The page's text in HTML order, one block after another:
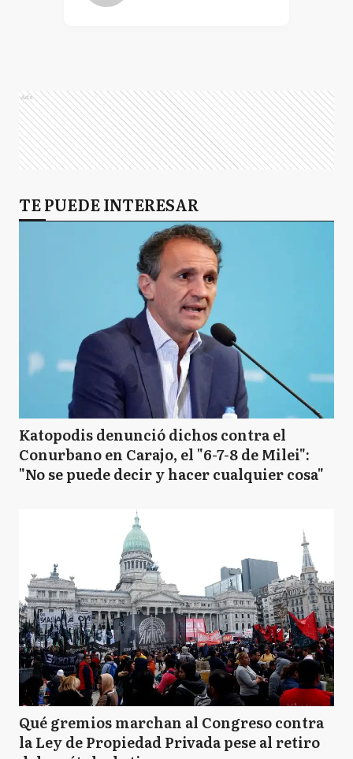
Ads
TE PUEDE INTERESAR
Katopodis denunció dichos contra el
Conurbano en Carajo, el "6-7-8 de Milei":
"No se puede decir y hacer cualquier cosa"
Qué gremios marchan al Congreso contra
la Ley de Propiedad Privada pese al retiro